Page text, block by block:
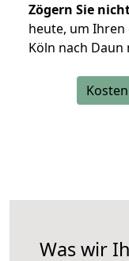
Zögern Sie
heute, um
Köln nach
Was wir